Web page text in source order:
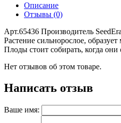
Описание
Отзывы (0)
Арт.65436 Производитель
Растение сильнорослое,
Плоды стоит собирать, когда
Нет отзывов об этом товаре.
Написать отзыв
Ваше имя: